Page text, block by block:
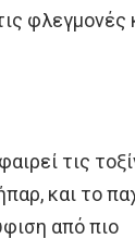
φλεγμονές
τις
και το
από πιο